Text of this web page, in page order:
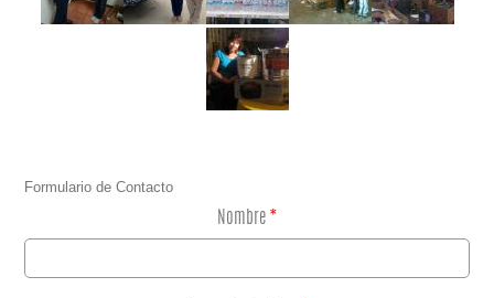
Formulario de Contacto
Nombre *